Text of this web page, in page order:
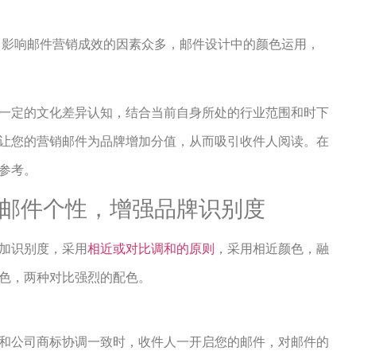
响邮件营销成效的因素众多，邮件设计中的颜色运用，
定的文化差异认知，结合当前自身所处的行业范围和时下
您的营销邮件为品牌增加分值，从而吸引收件人阅读。在
考。
件个性，增强品牌识别度
识别度，采用相近或对比调和的原则 ，采用相近颜色，融
，两种对比强烈的配色。
公司商标协调一致时，收件人一开启您的邮件，对邮件的